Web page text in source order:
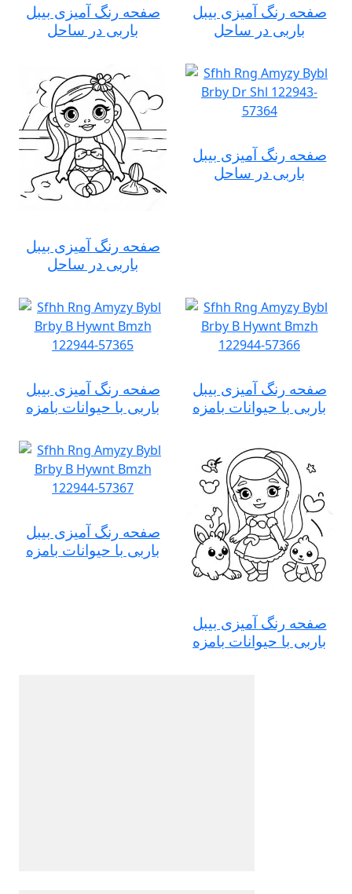
صفحه رنگ آمیزی بیبل
باربی در ساحل
صفحه رنگ آمیزی بیبل
باربی در ساحل
صفحه رنگ آمیزی بیبل
باربی در ساحل
صفحه رنگ آمیزی بیبل
باربی در ساحل
صفحه رنگ آمیزی بیبل
باربی با حیوانات بامزه
صفحه رنگ آمیزی بیبل
باربی با حیوانات بامزه
صفحه رنگ آمیزی بیبل
باربی با حیوانات بامزه
صفحه رنگ آمیزی بیبل
باربی با حیوانات بامزه